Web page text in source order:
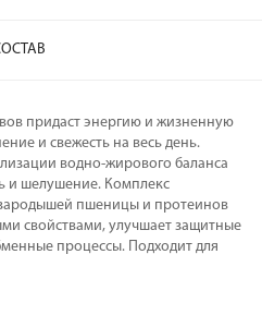
придаст энергию и жизненную
и свежесть на весь день.
водно-жирового баланса
и шелушение. Комплекс
зародышей пшеницы и протеинов
свойствами, улучшает защитные
процессы. Подходит для